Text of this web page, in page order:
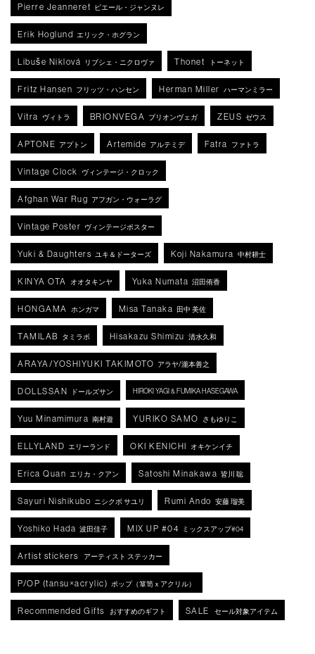
Pierre Jeanneret ピエール・ジャンヌレ
Erik Hoglund エリック・ホグラン
Libuše Niklová リブシェ・ニクロヴァ Thonet トーネット
Fritz Hansen フリッツ・ハンセン Herman Miller ハーマンミラー
Vitra ヴィトラ BRIONVEGA ブリオンヴェガ ZEUS ゼウス
APTONE アプトン Artemide アルテミデ Fatra ファトラ
Vintage Clock ヴィンテージ・クロック
Afghan War Rug アフガン・ウォーラグ
Vintage Poster ヴィンテージポスター
Yuki & Daughters ユキ＆ドーターズ Koji Nakamura 中村耕士
KINYA OTA オオタキンヤ Yuka Numata 沼田侑香
HONGAMA ホンガマ Misa Tanaka 田中 美佐
TAMILAB タミラボ Hisakazu Shimizu 清水久和
ARAYA/YOSHIYUKI TAKIMOTO アラヤ/瀧本善之
DOLLSSAN ドールズサン HIROKI YAGI & FUMIKA HASEGAWA
Yuu Minamimura 南村遊 YURIKO SAMO さもゆりこ
ELLYLAND エリーランド OKI KENICHI オキケンイチ
Erica Quan エリカ・クアン Satoshi Minakawa 皆川 聡
Sayuri Nishikubo ニシクボ サユリ Rumi Ando 安藤 瑠美
Yoshiko Hada 波田佳子 MIX UP #04 ミックスアップ#04
Artist stickers アーティスト ステッカー
P/OP (tansu×acrylic) ポップ（箪笥ｘアクリル）
Recommended Gifts おすすめのギフト SALE セール対象アイテム